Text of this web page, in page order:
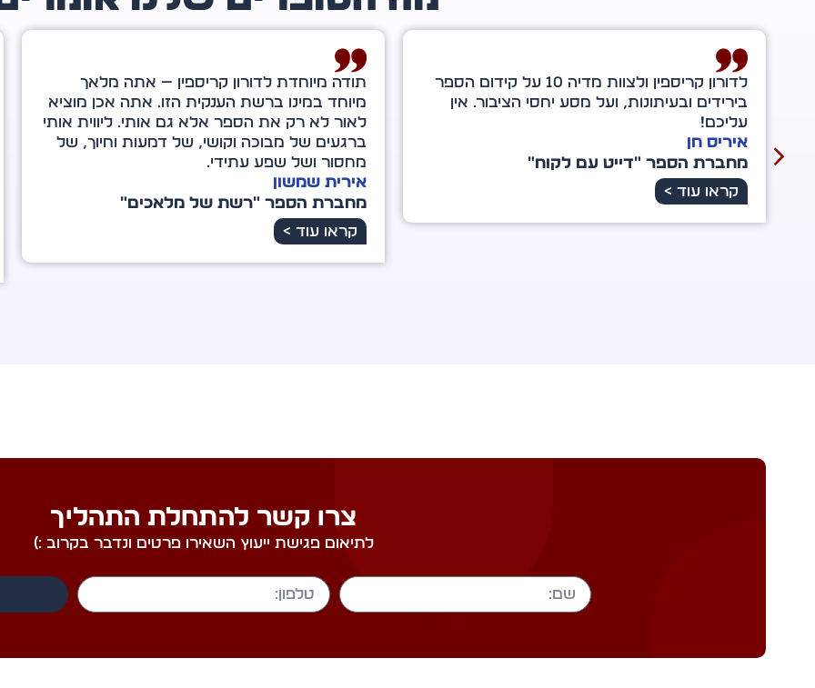
תודה מיוחדת לדורון קריספין — אתה מלאך
מיוחד במינו ברשת הענקית הזו. אתה אכן מוציא
לאור לא רק את הספר אלא גם אותי. ליווית אותי
ברגעים של מבוכה וקושי, של דמעות וחיוך, של
מחסור ושל שפע עתידי.
אירית שמשון
מחברת הספר "רשת של מלאכים"
דורון קריספין, כשהייתי בת ארבע־עשרה צפיתי
בסרט בשם "גראנד קניון", שהשפיע רבות על
חיי. מאותו הרגע ממש, כשיצאתי מבית הקולנוע,
הבנתי שאם נכנס אדם לחייך – יש סיבה לכך. לא
בהכרח נבין זאת באותו הרגע, אלא לעתים רק
במבט לאחור.
רינת ונטורה
מחברת הספר "הכוח שבי"
צרו קשר להתחלת התהליך
לתיאום פגישת ייעוץ השאירו פרטים ונדבר בקרוב :)